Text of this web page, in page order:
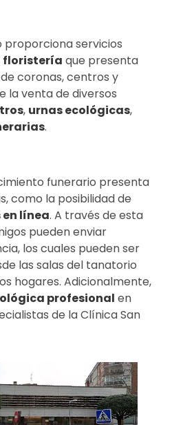
proporciona servicios
floristería que presenta
coronas, centros y
la venta de diversos
, urnas ecológicas,
.
funerario presenta
como la posibilidad de
línea. A través de esta
pueden enviar
los cuales pueden ser
las salas del tanatorio
hogares. Adicionalmente,
profesional en
de la Clínica San